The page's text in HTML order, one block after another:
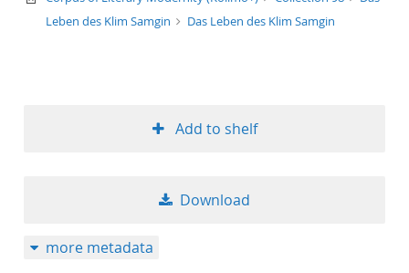
Leben des Klim Samgin
Das Leben des Klim Samgin
Add to shelf
Download
more metadata